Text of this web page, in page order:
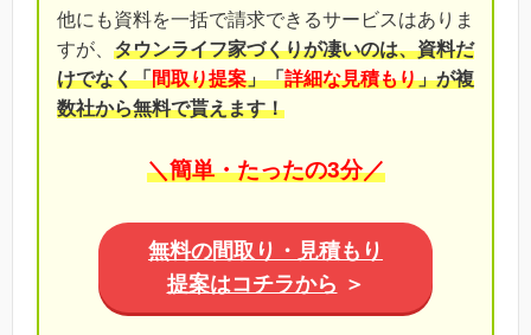
他にも資料を一括で請求できるサービスはありま
すが、 タウンライフ家づくりが凄いのは、資料だ
けでなく「間取り提案」「詳細な見積もり」が複
数社から無料で貰えます！
＼簡単・たったの3分／
無料の間取り・見積もり
提案はコチラから ＞